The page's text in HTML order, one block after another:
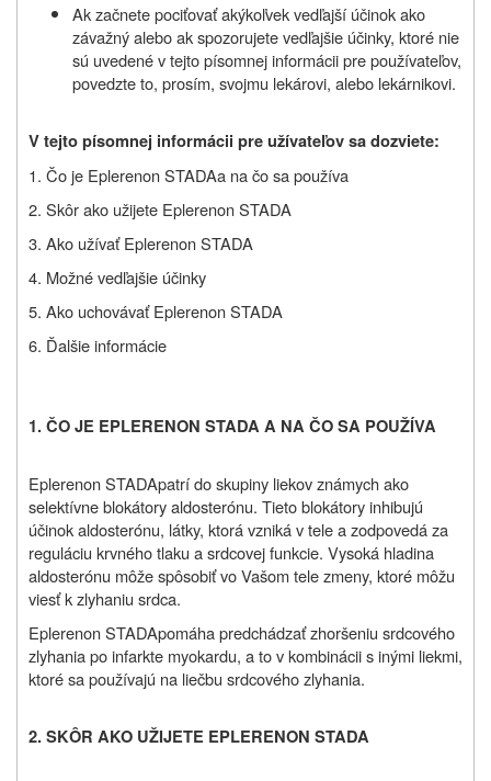
Ak začnete pociťovať akýkoľvek vedľajší účinok ako
závažný alebo ak spozorujete vedľajšie účinky, ktoré nie
sú uvedené v tejto písomnej informácii pre používateľov,
povedzte to, prosím, svojmu lekárovi, alebo lekárnikovi.
V tejto písomnej informácii pre užívateľov sa dozviete:
1. Čo je Eplerenon STADAa na čo sa používa
2. Skôr ako užijete Eplerenon STADA
3. Ako užívať Eplerenon STADA
4. Možné vedľajšie účinky
5. Ako uchovávať Eplerenon STADA
6. Ďalšie informácie
1.ČO JE EPLERENON STADA A NA ČO SA POUŽÍVA
Eplerenon STADApatrí do skupiny liekov známych ako
selektívne blokátory aldosterónu. Tieto blokátory inhibujú
účinok aldosterónu, látky, ktorá vzniká v tele a zodpovedá za
reguláciu krvného tlaku a srdcovej funkcie. Vysoká hladina
aldosterónu môže spôsobiť vo Vašom tele zmeny, ktoré môžu
viesť k zlyhaniu srdca.
Eplerenon STADApomáha predchádzať zhoršeniu srdcového
zlyhania po infarkte myokardu, a to v kombinácii s inými liekmi,
ktoré sa používajú na liečbu srdcového zlyhania.
2. SKÔR AKO UŽIJETE EPLERENON STADA